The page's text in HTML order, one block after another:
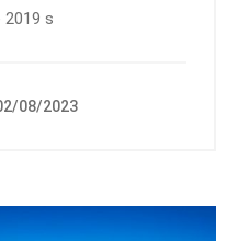
2019 s
08/2023